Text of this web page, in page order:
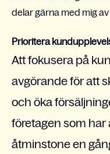
delar gärna med mig
Prioritera
Att fokusera på
avgörande för att
och öka
företagen som har
åtminstone en